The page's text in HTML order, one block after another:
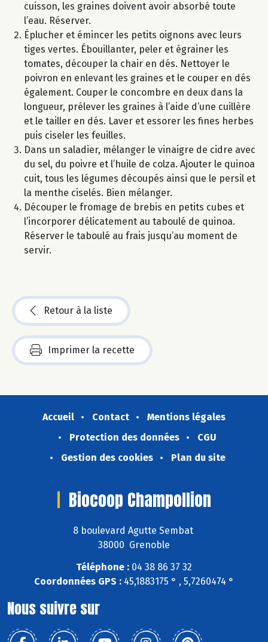
cuisson, les graines doivent avoir absorbé toute
l’eau. Réserver.
Éplucher et émincer les petits oignons avec leurs
tiges vertes. Ébouillanter, peler et égrainer les
tomates, découper la chair en dés. Nettoyer le
poivron en enlevant les graines et le couper en dés
également. Couper le concombre en deux dans la
longueur, prélever les graines à l’aide d’une cuillère
et le tailler en dés. Laver et essorer les fines herbes
puis ciseler les feuilles.
Dans un saladier, mélanger le vinaigre de cidre avec
du sel, du poivre et l’huile de colza. Ajouter le quinoa
cuit, tous les légumes découpés ainsi que le persil et
la menthe ciselés. Bien mélanger.
Découper le fromage de brebis en petits cubes et
l’incorporer délicatement au taboulé de quinoa.
Réserver le taboulé au frais jusqu’au moment de
servir.
Retour à la liste
Imprimer la recette
Accueil Contact
Mentions légales
Protection des données
CGU
Gestion des cookies
Plan du site
Biocoop Champollion
8 boulevard Agutte Sembat
38000 Grenoble
Téléphone : 04 38 86 37 32
Coordonnées GPS : 45,1883175 ° , 5,7260474 °
Nous suivre sur